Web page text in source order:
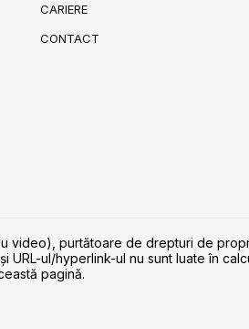
CARIERE
CONTACT
video), purtătoare de drepturi de
URL-ul/hyperlink-ul nu sunt luate în
pagină.